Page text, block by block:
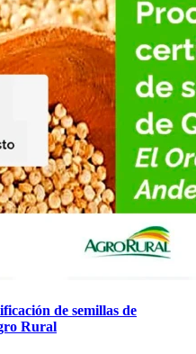
de semillas de
Rural